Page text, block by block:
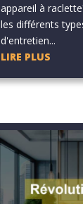
appareil à
les différents
d'entretien...
LIRE PLUS